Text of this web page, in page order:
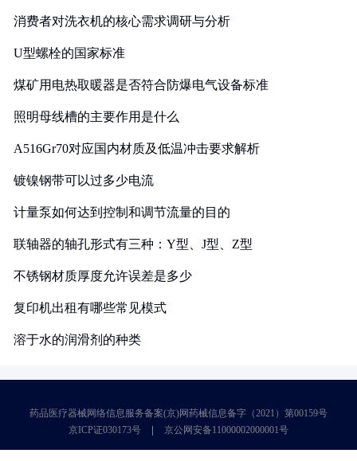
消费者对洗衣机的核心需求调研与分析
U型螺栓的国家标准
煤矿用电热取暖器是否符合防爆电气设备标准
照明母线槽的主要作用是什么
A516Gr70对应国内材质及低温冲击要求解析
镀镍钢带可以过多少电流
计量泵如何达到控制和调节流量的目的
联轴器的轴孔形式有三种：Y型、J型、Z型
不锈钢材质厚度允许误差是多少
复印机出租有哪些常见模式
溶于水的润滑剂的种类
药品医疗器械网络信息服务备案(京)网药械信息备字（2021）第00159号
京ICP证030173号
京公网安备11000002000001号